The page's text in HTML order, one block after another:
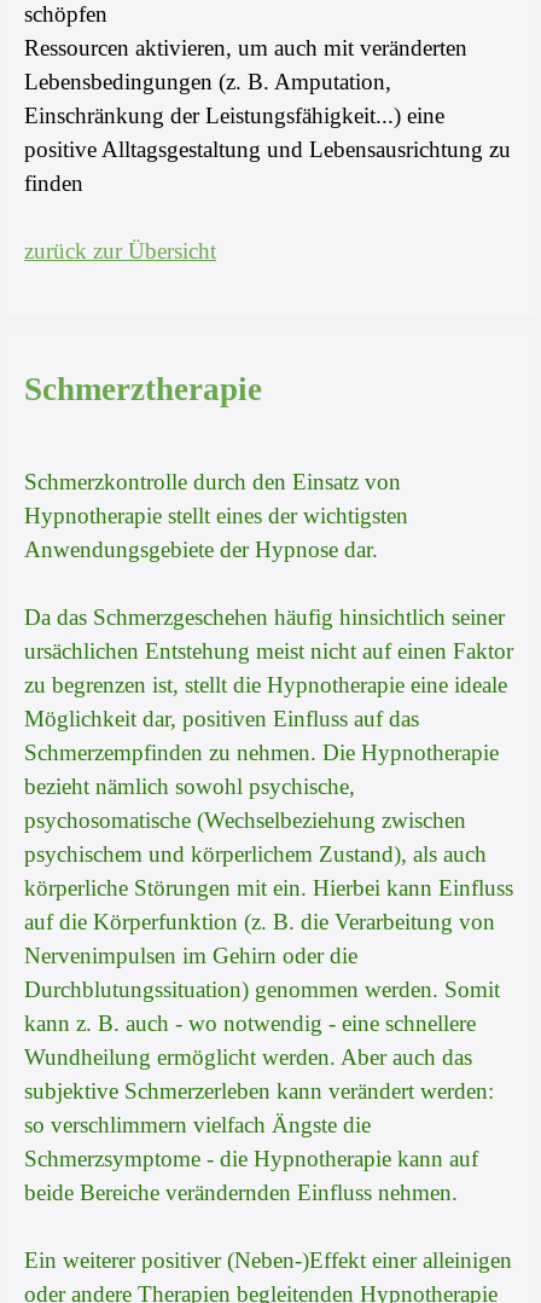
schöpfen
Ressourcen aktivieren, um auch mit veränderten
Lebensbedingungen (z. B. Amputation,
Einschränkung der Leistungsfähigkeit...) eine
positive Alltagsgestaltung und Lebensausrichtung zu
finden
zurück zur Übersicht
Schmerztherapie
Schmerzkontrolle durch den Einsatz von
Hypnotherapie stellt eines der wichtigsten
Anwendungsgebiete der Hypnose dar.
Da das Schmerzgeschehen häufig hinsichtlich seiner
ursächlichen Entstehung meist nicht auf einen Faktor
zu begrenzen ist, stellt die Hypnotherapie eine ideale
Möglichkeit dar, positiven Einfluss auf das
Schmerzempfinden zu nehmen. Die Hypnotherapie
bezieht nämlich sowohl psychische,
psychosomatische (Wechselbeziehung zwischen
psychischem und körperlichem Zustand), als auch
körperliche Störungen mit ein. Hierbei kann Einfluss
auf die Körperfunktion (z. B. die Verarbeitung von
Nervenimpulsen im Gehirn oder die
Durchblutungssituation) genommen werden. Somit
kann z. B. auch - wo notwendig - eine schnellere
Wundheilung ermöglicht werden. Aber auch das
subjektive Schmerzerleben kann verändert werden:
so verschlimmern vielfach Ängste die
Schmerzsymptome - die Hypnotherapie kann auf
beide Bereiche verändernden Einfluss nehmen.
Ein weiterer positiver (Neben-)Effekt einer alleinigen
oder andere Therapien begleitenden Hypnotherapie